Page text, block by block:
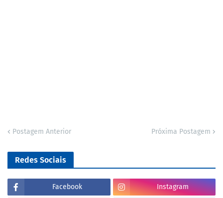
Postagem Anterior Próxima Postagem
Redes Sociais
Facebook Instagram